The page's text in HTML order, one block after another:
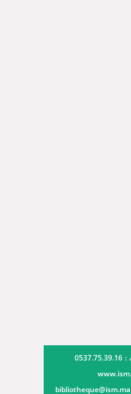
bibliotheque@ism.ma